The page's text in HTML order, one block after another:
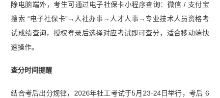
除电脑端外，考生可通过电子社保卡小程序查询：微信 / 支付宝
搜索 “电子社保卡”→人社办事→人才人事→专业技术人员资格考
试成绩查询，授权登录后选择对应考试即可查分，适合移动端快
速操作。
查分时间提醒
结合考后出分规律，2026年社工考试于5月23-24日举行，考后 6